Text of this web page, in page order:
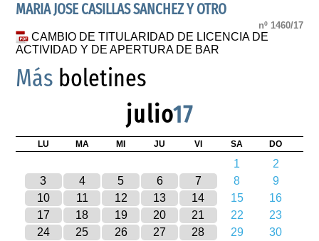
MARIA JOSE CASILLAS SANCHEZ Y OTRO
nº 1460/17
CAMBIO DE TITULARIDAD DE LICENCIA DE
ACTIVIDAD Y DE APERTURA DE BAR
Más boletines
julio17
LU MA MI JU VI SA DO
1
2
3
4 5 6 7 8
9
10
11 12 13 14 15
16
17
18 19 20 21 22
23
24
25 26 27 28 29
30